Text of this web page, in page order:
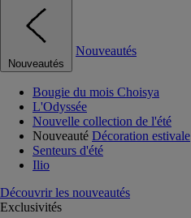
Nouveautés
Nouveautés
Bougie du mois Choisya
L'Odyssée
Nouvelle collection de l'été
Nouveauté Décoration estivale
Senteurs d'été
Ilio
Découvrir les nouveautés
Exclusivités